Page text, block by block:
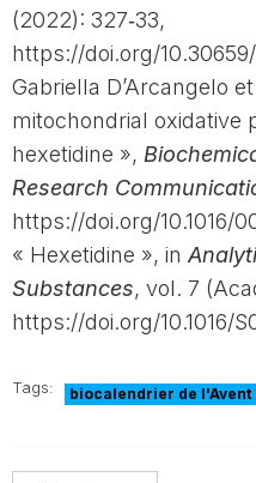
(2022): 327‑33,
https://doi.org/
Gabriella D’Arcangelo
mitochondrial oxidative
hexetidine »,
Research
https://doi.org/10.1016/
« Hexetidine », in
Substances, vol. 7
https://doi.org/10.1016/
Tags: biocalendrier de l'Avent